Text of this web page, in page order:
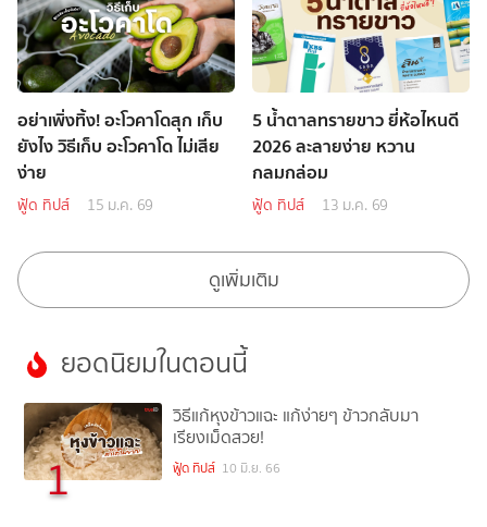
อย่าเพิ่งทิ้ง! อะโวคาโดสุก เก็บ
ยังไง วิธีเก็บ อะโวคาโด ไม่เสีย
ง่าย
ฟู้ด ทิปส์ 15 ม.ค. 69
5 น้ำตาลทรายขาว ยี่ห้อไหนดี
2026 ละลายง่าย หวาน
กลมกล่อม
ฟู้ด ทิปส์ 13 ม.ค. 69
ดูเพิ่มเติม
ยอดนิยมในตอนนี้
1
วิธีแก้หุงข้าวแฉะ แก้ง่ายๆ ข้าวกลับมา
เรียงเม็ดสวย!
ฟู้ด ทิปส์ 10 มิ.ย. 66